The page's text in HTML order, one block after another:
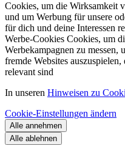
Cookies, um die Wirksamkeit
und um Werbung für unsere
für dich und deine Interessen
Werbe-Cookies Cookies, um
Werbekampagnen zu messen,
fremde Websites
relevant sind
In unseren Hinweisen zu
Cookie-Einstellungen ändern
Alle annehmen
Alle ablehnen